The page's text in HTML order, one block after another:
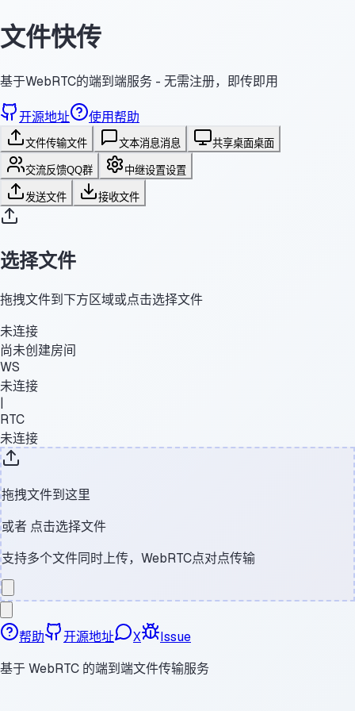
文件快传
基于WebRTC的端到端服务 - 无需注册，即传即用
开源地址 使用帮助
文件传输文件 文本消息消息 共享桌面桌面
交流反馈QQ群 中继设置设置
发送文件 接收文件
选择文件
拖拽文件到下方区域或点击选择文件
未连接
尚未创建房间
WS
未连接
|
RTC
未连接
拖拽文件到这里
或者 点击选择文件
支持多个文件同时上传，WebRTC点对点传输
帮助 开源地址 X
Issue
基于 WebRTC 的端到端文件传输服务